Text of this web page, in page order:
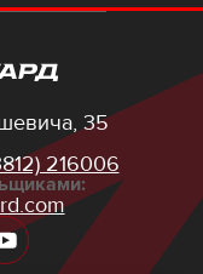
35
216006